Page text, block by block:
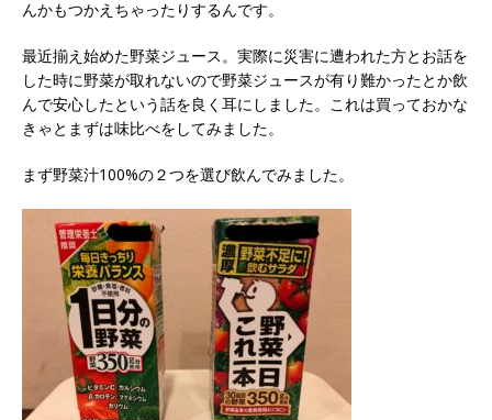
んかもつかえちゃったりするんです。
最近揃え始めた野菜ジュース。実際に災害に遭われた方とお話を
した時に野菜が取れないので野菜ジュースが有り難かったとか飲
んで安心したという話を良く耳にしました。これは買っておかな
きゃとまずは味比べをしてみました。
まず野菜汁100%の２つを選び飲んでみました。